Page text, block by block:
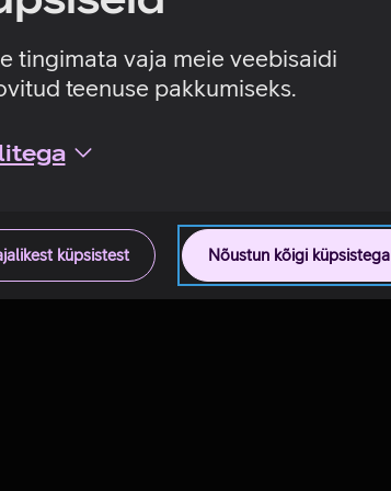
tingimata vaja meie veebisaidi
teenuse pakkumiseks.
Nõustun kõigi küpsistega
küpsistest